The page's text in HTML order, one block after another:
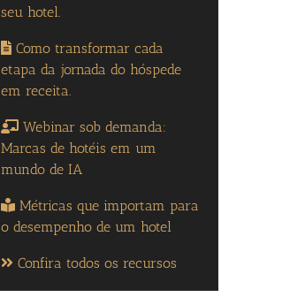
seu hotel.
Como transformar cada
etapa da jornada do hóspede
em receita.
Webinar sob demanda:
Marcas de hotéis em um
mundo de IA
Métricas que importam para
o desempenho de um hotel
Confira todos os recursos